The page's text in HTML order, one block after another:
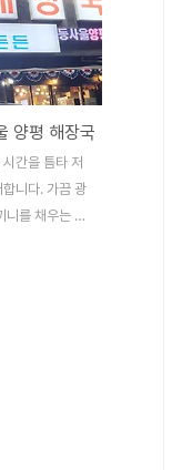
양평 해장국
간을 틈타 저
니다. 가끔 광
니를 채우는 장